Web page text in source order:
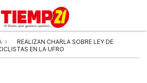
REALIZAN CHARLA SOBRE LEY DE
EN LA UFRO